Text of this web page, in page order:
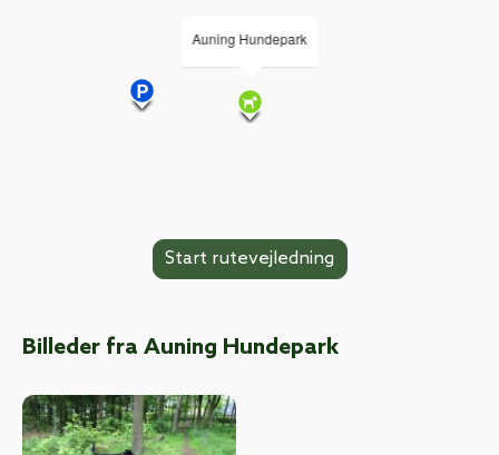
Auning Hundepark
Billeder fra Auning Hundepark